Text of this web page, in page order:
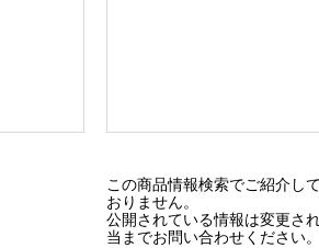
この商品情報検索でご紹介し
おりません。
公開されている情報は変更さ
当までお問い合わせください。